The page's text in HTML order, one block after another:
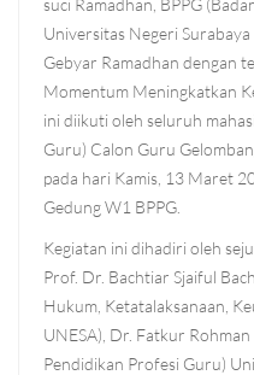
Universitas Negeri
Gebyar Ramadhan dengan
Momentum Meningkatkan
ini diikuti oleh seluruh
Guru) Calon Guru
pada hari Kamis, 13 Maret
Gedung W1 BPPG.
Kegiatan ini dihadiri oleh
Prof. Dr. Bachtiar Sjaiful
Hukum, Ketatalaksanaan,
UNESA), Dr. Fatkur
Pendidikan Profesi Guru)